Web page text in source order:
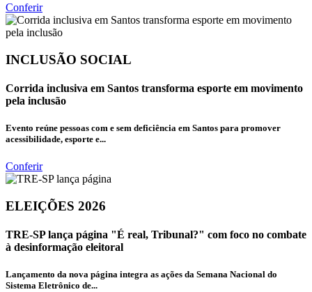
Conferir
INCLUSÃO SOCIAL
Corrida inclusiva em Santos transforma esporte em movimento
pela inclusão
Evento reúne pessoas com e sem deficiência em Santos para promover
acessibilidade, esporte e...
Conferir
ELEIÇÕES 2026
TRE-SP lança página "É real, Tribunal?" com foco no combate
à desinformação eleitoral
Lançamento da nova página integra as ações da Semana Nacional do
Sistema Eletrônico de...